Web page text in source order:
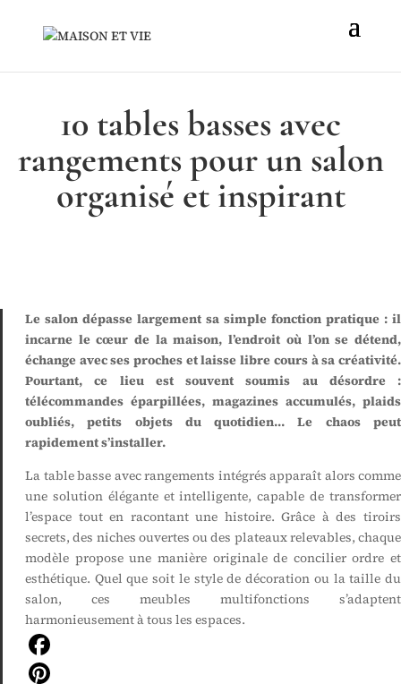
10 tables basses avec
rangements pour un salon
organisé et inspirant
Le salon dépasse largement sa simple fonction pratique : il
incarne le cœur de la maison, l’endroit où l’on se détend,
échange avec ses proches et laisse libre cours à sa créativité.
Pourtant, ce lieu est souvent soumis au désordre :
télécommandes éparpillées, magazines accumulés, plaids
oubliés, petits objets du quotidien… Le chaos peut
rapidement s’installer.
La table basse avec rangements intégrés apparaît alors comme
une solution élégante et intelligente, capable de transformer
l’espace tout en racontant une histoire. Grâce à des tiroirs
secrets, des niches ouvertes ou des plateaux relevables, chaque
modèle propose une manière originale de concilier ordre et
esthétique. Quel que soit le style de décoration ou la taille du
salon, ces meubles multifonctions s’adaptent
harmonieusement à tous les espaces.
Facebook